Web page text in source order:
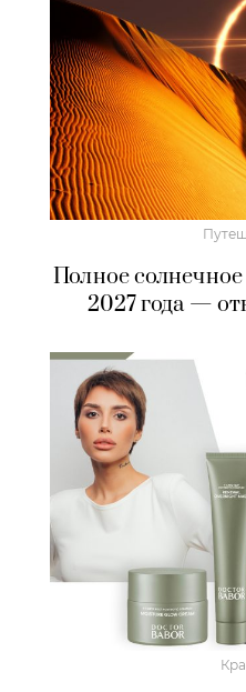
Полное солнечное
2027 года —